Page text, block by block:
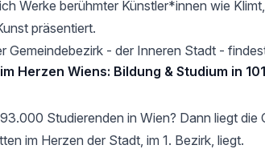
Werke berühmter Künstler*innen wie
präsentiert.
Gemeindebezirk - der Inneren Stadt -
Herzen Wiens: Bildung & Studium in
Studierenden in Wien? Dann liegt die
im Herzen der Stadt, im 1. Bezirk, liegt.